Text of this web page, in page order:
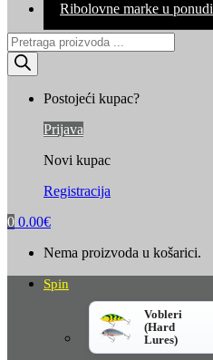
Ribolovne marke u ponudi
Products
search
Postojeći kupac?
Prijava
Novi kupac
Registracija
0 0.00€
Nema proizvoda u košarici.
Spin
Vobleri
(Hard
Lures)